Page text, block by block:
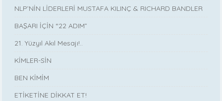
NLP’NİN LİDERLERİ MUSTAFA KILINÇ & RICHARD BANDLER
BAŞARI İÇİN “22 ADIM”
21. Yüzyıl Akıl Mesajı!..
KİMLER-SİN
BEN KİMİM
ETİKETİNE DİKKAT ET!